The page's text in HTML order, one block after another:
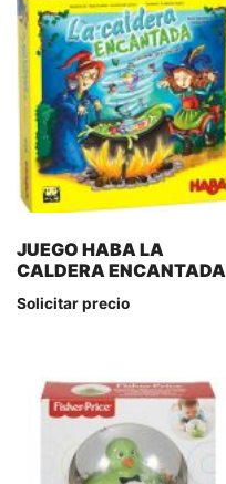
JUEGO HABA LA
CALDERA ENCANTADA
Solicitar precio